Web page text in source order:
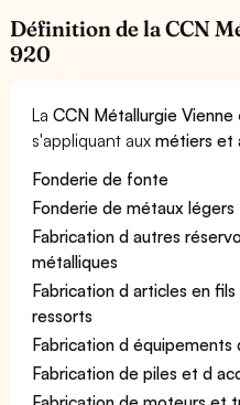
Définition de la CCN
920
LaCCN Métallurgie Vienne
s'appliquant auxmétiers et
Fonderie de fonte
Fonderie de métaux légers
Fabrication d autres
métalliques
Fabrication d articles en
ressorts
Fabrication d équipements
Fabrication de piles et d